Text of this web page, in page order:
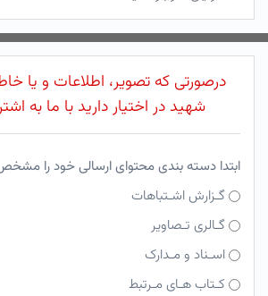
درصورتی که تصویر، اطلاعات و یا
شهید در اختیار دارید با ما به
ابتدا دسته بندی محتوای ارسالی خود را
گـزارش اشـتباهات
گـالری تـصاویر
اسـناد و مـدارک
کـتاب هـای مـرتبط